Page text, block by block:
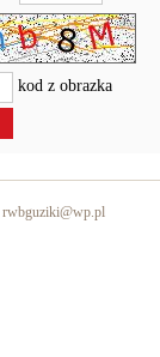
kod z obrazka
rwbguziki@wp.pl